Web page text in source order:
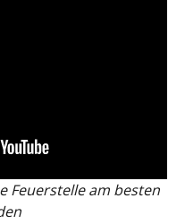
Feuerstelle am besten